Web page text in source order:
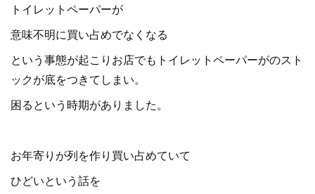
トイレットペーパーが
意味不明に買い占めでなくなる
という事態が起こりお店でもトイレットペーパーがのスト
ックが底をつきてしまい。
困るという時期がありました。
お年寄りが列を作り買い占めていて
ひどいという話を